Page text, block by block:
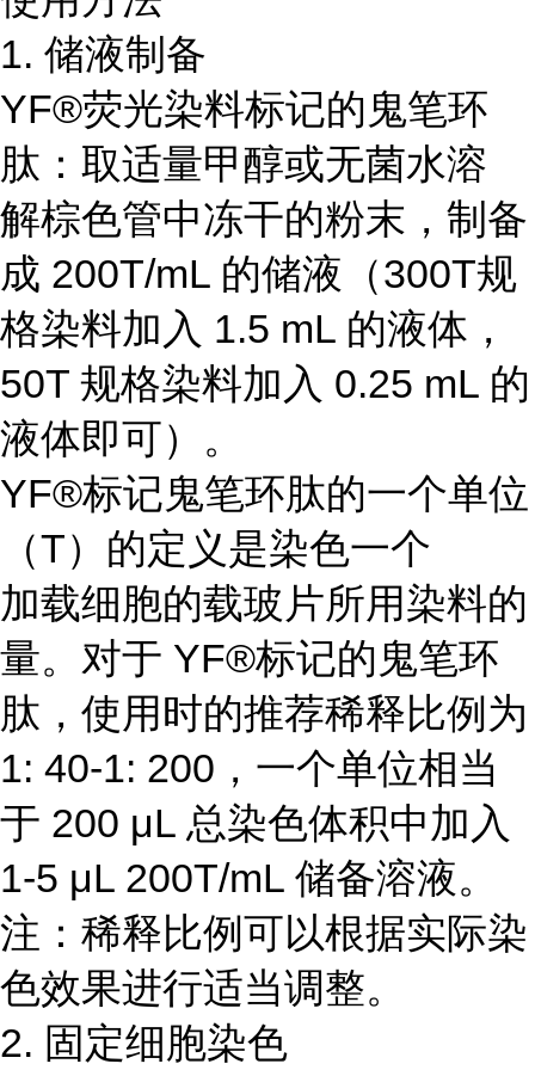
1. 储液制备
YF®荧光染料标记的鬼笔环
肽：取适量甲醇或无菌水溶
解棕色管中冻干的粉末，制备
成 200T/mL 的储液（300T规
格染料加入 1.5 mL 的液体，
50T 规格染料加入 0.25 mL 的
液体即可）。
YF®标记鬼笔环肽的一个单位
（T）的定义是染色一个
加载细胞的载玻片所用染料的
量。对于 YF®标记的鬼笔环
肽，使用时的推荐稀释比例为
1: 40-1: 200，一个单位相当
于 200 μL 总染色体积中加入
1-5 μL 200T/mL 储备溶液。
注：稀释比例可以根据实际染
色效果进行适当调整。
2. 固定细胞染色